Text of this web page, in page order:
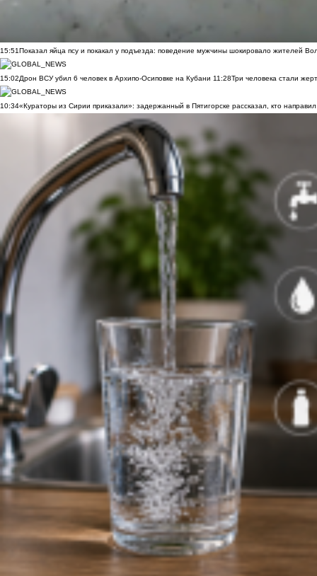
15:51Показал яйца псу и покакал у подъезда: поведение мужчины шокировало жителей
15:02Дрон ВСУ убил 6 человек в Архипо-Осиповке на Кубани 11:28Три человека стали
10:34«Кураторы из Сирии приказали»: задержанный в Пятигорске рассказал, кто направил